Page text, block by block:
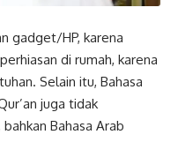
gadget/HP, karena
di rumah, karena
Selain itu, Bahasa
juga tidak
Bahasa Arab